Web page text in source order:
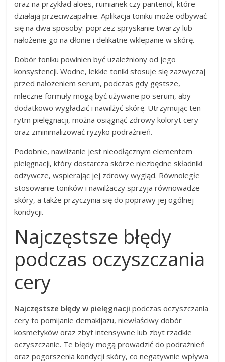
oraz na przykład aloes, rumianek czy pantenol, które
działają przeciwzapalnie. Aplikacja toniku może odbywać
się na dwa sposoby: poprzez spryskanie twarzy lub
nałożenie go na dłonie i delikatne wklepanie w skórę.
Dobór toniku powinien być uzależniony od jego
konsystencji. Wodne, lekkie toniki stosuje się zazwyczaj
przed nałożeniem serum, podczas gdy gęstsze,
mleczne formuły mogą być używane po serum, aby
dodatkowo wygładzić i nawilżyć skórę. Utrzymując ten
rytm pielęgnacji, można osiągnąć zdrowy koloryt cery
oraz zminimalizować ryzyko podrażnień.
Podobnie, nawilżanie jest nieodłącznym elementem
pielęgnacji, który dostarcza skórze niezbędne składniki
odżywcze, wspierając jej zdrowy wygląd. Równoległe
stosowanie toników i nawilżaczy sprzyja równowadze
skóry, a także przyczynia się do poprawy jej ogólnej
kondycji.
Najczęstsze błędy
podczas oczyszczania
cery
Najczęstsze błędy w pielęgnacji podczas oczyszczania
cery to pomijanie demakijażu, niewłaściwy dobór
kosmetyków oraz zbyt intensywne lub zbyt rzadkie
oczyszczanie. Te błędy mogą prowadzić do podrażnień
oraz pogorszenia kondycji skóry, co negatywnie wpływa